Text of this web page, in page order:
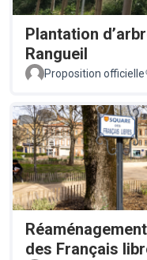
Plantation
Rangueil
Proposition officielle
des Français